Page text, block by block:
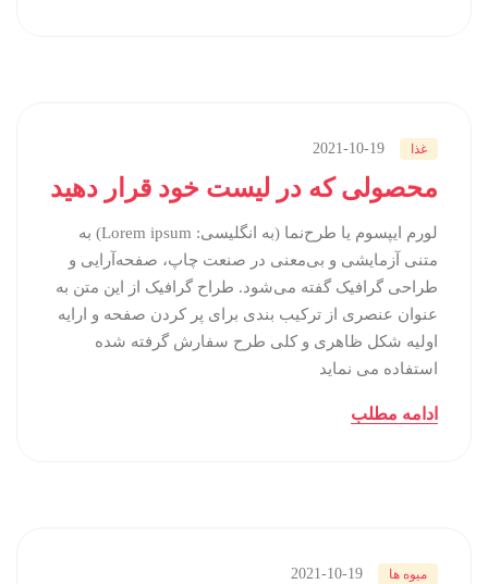
غذا 2021-10-19
محصولی که در لیست خود قرار دهید
لورم ایپسوم یا طرح‌نما (به انگلیسی: Lorem ipsum) به
متنی آزمایشی و بی‌معنی در صنعت چاپ، صفحه‌آرایی و
طراحی گرافیک گفته می‌شود. طراح گرافیک از این متن به
عنوان عنصری از ترکیب بندی برای پر کردن صفحه و ارایه
اولیه شکل ظاهری و کلی طرح سفارش گرفته شده
استفاده می نماید
ادامه مطلب
میوه ها 2021-10-19